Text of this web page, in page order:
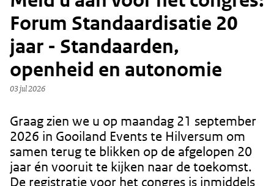
Forum Standaardisatie 20
jaar - Standaarden,
openheid en autonomie
03 jul 2026
Content
Graag zien we u op maandag 21 september
2026 in Gooiland Events te Hilversum om
samen terug te blikken op de afgelopen 20
jaar én vooruit te kijken naar de toekomst.
De registratie voor het congres is inmiddels